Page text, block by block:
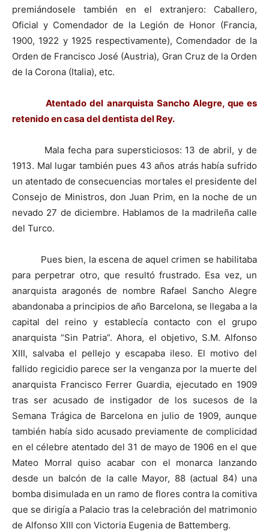
premiándosele también en el extranjero: Caballero,
Oficial y Comendador de la Legión de Honor (Francia,
1900, 1922 y 1925 respectivamente), Comendador de la
Orden de Francisco José (Austria), Gran Cruz de la Orden
de la Corona (Italia), etc.
Atentado del anarquista Sancho Alegre, que es
retenido en casa del dentista del Rey.
Mala fecha para supersticiosos: 13 de abril, y de
1913. Mal lugar también pues 43 años atrás había sufrido
un atentado de consecuencias mortales el presidente del
Consejo de Ministros, don Juan Prim, en la noche de un
nevado 27 de diciembre. Hablamos de la madrileña calle
del Turco.
Pues bien, la escena de aquel crimen se habilitaba
para perpetrar otro, que resultó frustrado. Esa vez, un
anarquista aragonés de nombre Rafael Sancho Alegre
abandonaba a principios de año Barcelona, se llegaba a la
capital del reino y establecía contacto con el grupo
anarquista “Sin Patria”. Ahora, el objetivo, S.M. Alfonso
XIII, salvaba el pellejo y escapaba ileso. El motivo del
fallido regicidio parece ser la venganza por la muerte del
anarquista Francisco Ferrer Guardia, ejecutado en 1909
tras ser acusado de instigador de los sucesos de la
Semana Trágica de Barcelona en julio de 1909, aunque
también había sido acusado previamente de complicidad
en el célebre atentado del 31 de mayo de 1906 en el que
Mateo Morral quiso acabar con el monarca lanzando
desde un balcón de la calle Mayor, 88 (actual 84) una
bomba disimulada en un ramo de flores contra la comitiva
que se dirigía a Palacio tras la celebración del matrimonio
de Alfonso XIII con Victoria Eugenia de Battemberg.